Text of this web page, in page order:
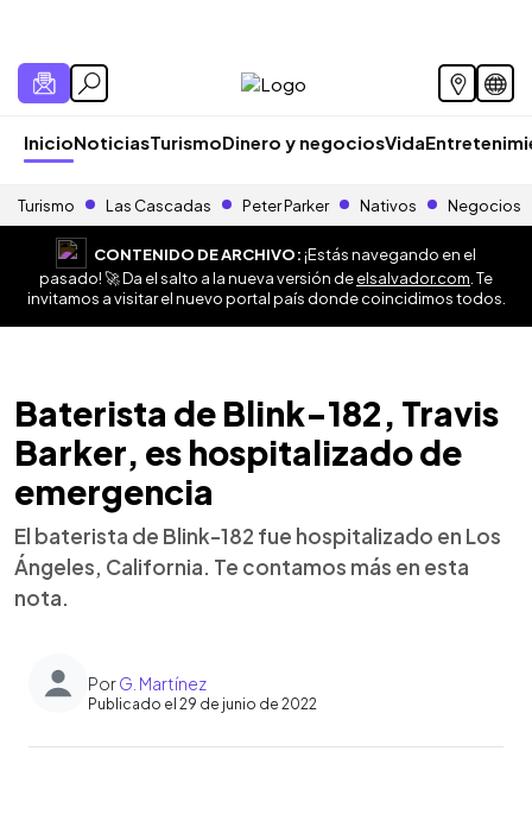
InicioNoticiasTurismoDinero y negociosVida
Turismo Las Cascadas Peter Parker Nativos Negocios
CONTENIDO DE ARCHIVO:¡Estás navegando en el
pasado! 🚀 Da el salto a la nueva versión deelsalvador.com . Te
invitamos a visitar el nuevo portal país donde coincidimos todos.
Baterista de Blink-182, Travis
Barker, es hospitalizado de
emergencia
El baterista de Blink-182 fue hospitalizado en Los
Ángeles, California. Te contamos más en esta
nota.
PorG. Martínez
Publicado el 29 de junio de 2022